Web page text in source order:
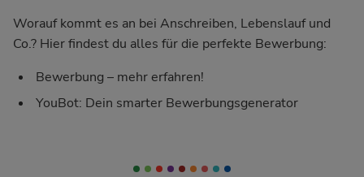
Worauf kommt es an bei Anschreiben, Lebenslauf und
Co.? Hier findest du alles für die perfekte Bewerbung:
Bewerbung – mehr erfahren!
YouBot: Dein smarter Bewerbungsgenerator